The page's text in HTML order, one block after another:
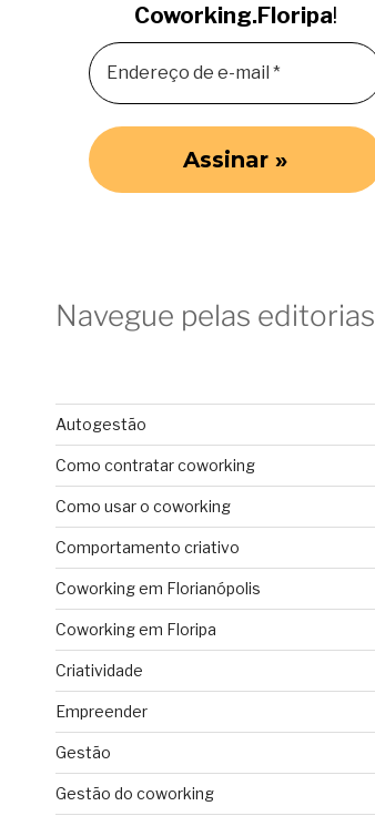
Coworking.Floripa!
Navegue pelas editorias
Autogestão
Como contratar coworking
Como usar o coworking
Comportamento criativo
Coworking em Florianópolis
Coworking em Floripa
Criatividade
Empreender
Gestão
Gestão do coworking